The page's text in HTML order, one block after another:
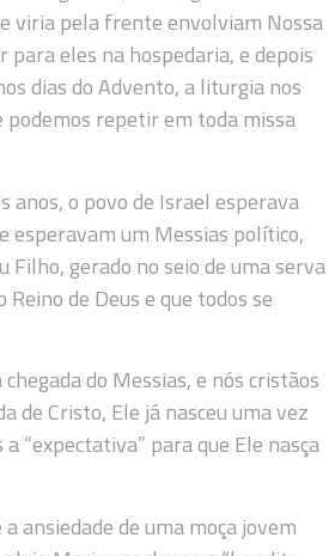
viria pela frente envolviam Nossa
para eles na hospedaria, e depois
dias do Advento, a liturgia nos
podemos repetir em toda missa
anos, o povo de Israel esperava
esperavam um Messias político,
Filho, gerado no seio de uma serva
de Deus e que todos se
do Messias, e nós cristãos
de Cristo, Ele já nasceu uma vez
“expectativa” para que Ele nasça
ansiedade de uma moça jovem